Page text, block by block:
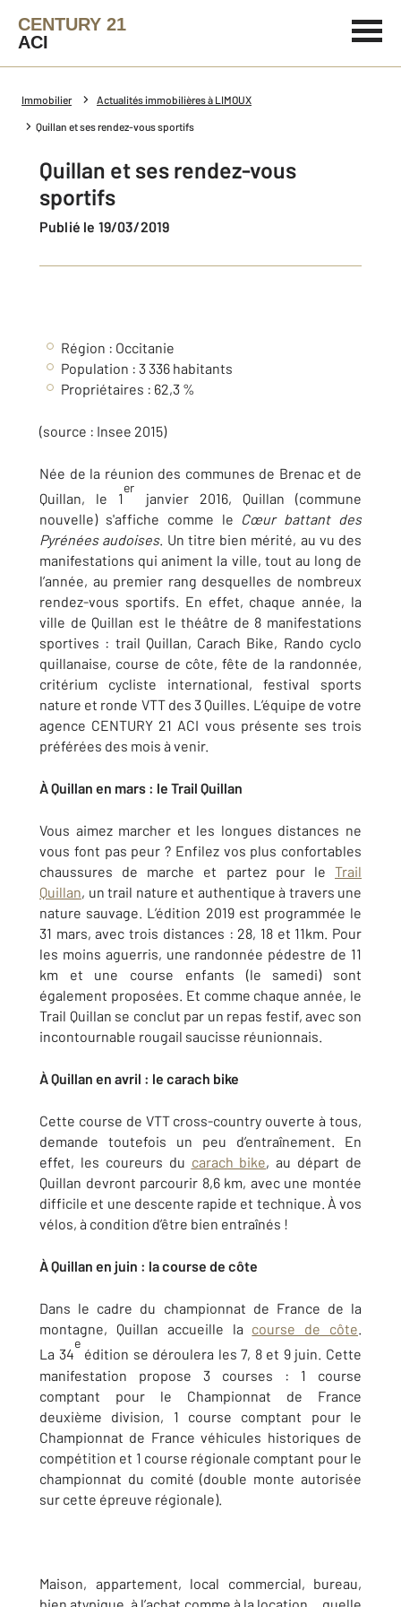
CENTURY 21
ACI
Immobilier Actualités immobilières à LIMOUX
Quillan et ses rendez-vous sportifs
Quillan et ses rendez-vous
sportifs
Publié le 19/03/2019
Région : Occitanie
Population : 3 336 habitants
Propriétaires : 62,3 %
(source : Insee 2015)
Née de la réunion des communes de Brenac et de
Quillan, le 1
er
janvier 2016, Quillan (commune
nouvelle) s'affiche comme le Cœur battant des
Pyrénées audoises. Un titre bien mérité, au vu des
manifestations qui animent la ville, tout au long de
l’année, au premier rang desquelles de nombreux
rendez-vous sportifs. En effet, chaque année, la
ville de Quillan est le théâtre de 8 manifestations
sportives : trail Quillan, Carach Bike, Rando cyclo
quillanaise, course de côte, fête de la randonnée,
critérium cycliste international, festival sports
nature et ronde VTT des 3 Quilles. L’équipe de votre
agence CENTURY 21 ACI vous présente ses trois
préférées des mois à venir.
À Quillan en mars : le Trail Quillan
Vous aimez marcher et les longues distances ne
vous font pas peur ? Enfilez vos plus confortables
chaussures de marche et partez pour le Trail
Quillan, un trail nature et authentique à travers une
nature sauvage. L’édition 2019 est programmée le
31 mars, avec trois distances : 28, 18 et 11km. Pour
les moins aguerris, une randonnée pédestre de 11
km et une course enfants (le samedi) sont
également proposées. Et comme chaque année, le
Trail Quillan se conclut par un repas festif, avec son
incontournable rougail saucisse réunionnais.
À Quillan en avril : le carach bike
Cette course de VTT cross-country ouverte à tous,
demande toutefois un peu d’entraînement. En
effet, les coureurs du carach bike, au départ de
Quillan devront parcourir 8,6 km, avec une montée
difficile et une descente rapide et technique. À vos
vélos, à condition d’être bien entraînés !
À Quillan en juin : la course de côte
Dans le cadre du championnat de France de la
montagne, Quillan accueille la course de côte.
La 34
e
édition se déroulera les 7, 8 et 9 juin. Cette
manifestation propose 3 courses : 1 course
comptant pour le Championnat de France
deuxième division, 1 course comptant pour le
Championnat de France véhicules historiques de
compétition et 1 course régionale comptant pour le
championnat du comité (double monte autorisée
sur cette épreuve régionale).
Maison, appartement, local commercial, bureau,
bien atypique, à l’achat comme à la location… quelle